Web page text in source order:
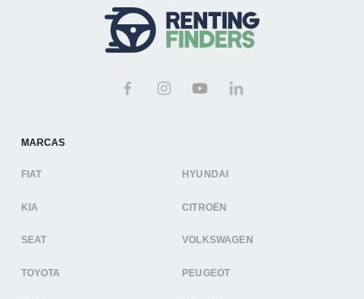
MARCAS
FIAT HYUNDAI
KIA CITROËN
SEAT VOLKSWAGEN
TOYOTA PEUGEOT